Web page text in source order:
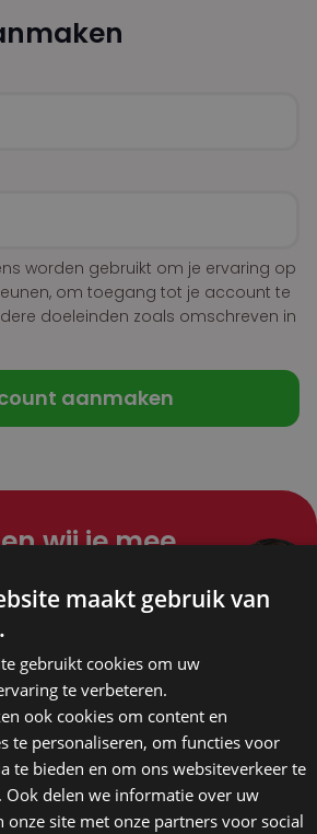
worden gebruikt om je ervaring op
om toegang tot je account te
doeleinden zoals omschreven in
aanmaken
wij je mee
maakt gebruik van
gebruikt cookies om uw
te verbeteren.
ook cookies om content en
te personaliseren, om functies voor
te bieden en om ons websiteverkeer te
Ook delen we informatie over uw
onze site met onze partners voor social